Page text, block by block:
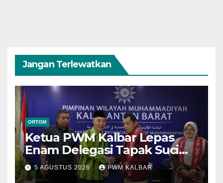
Jangan Terlewatkan
ORTOM
Ketua PWM Kalbar Lepas
Enam Delegasi Tapak Suci
Menuju Muktamar XVI di
Semarang
5 AGUSTUS 2026 PWM KALBAR